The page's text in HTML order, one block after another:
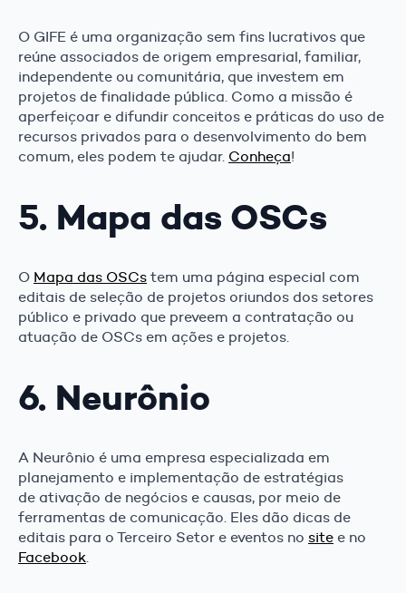
O GIFE é uma organização sem fins lucrativos que
reúne associados de origem empresarial, familiar,
independente ou comunitária, que investem em
projetos de finalidade pública. Como a missão é
aperfeiçoar e difundir conceitos e práticas do uso de
recursos privados para o desenvolvimento do bem
comum, eles podem te ajudar. Conheça!
5. Mapa das OSCs
O Mapa das OSCs tem uma página especial com
editais de seleção de projetos oriundos dos setores
público e privado que preveem a contratação ou
atuação de OSCs em ações e projetos.
6. Neurônio
A Neurônio é uma empresa especializada em
planejamento e implementação de estratégias
de ativação de negócios e causas, por meio de
ferramentas de comunicação. Eles dão dicas de
editais para o Terceiro Setor e eventos no site e no
Facebook.